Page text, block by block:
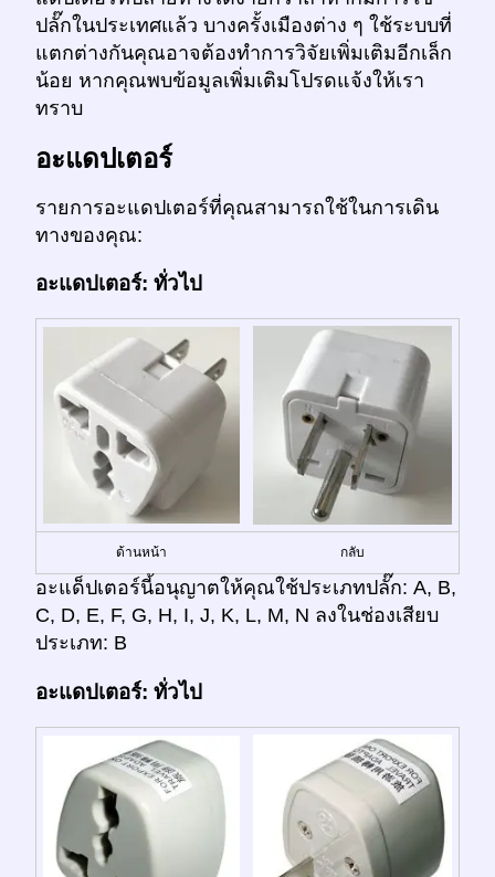
ปลั๊กในประเทศแล้ว บางครั้งเมืองต่าง ๆ ใช้ระบบที่
แตกต่างกันคุณอาจต้องทำการวิจัยเพิ่มเติมอีกเล็ก
น้อย หากคุณพบข้อมูลเพิ่มเติมโปรดแจ้งให้เรา
ทราบ
อะแดปเตอร์
รายการอะแดปเตอร์ที่คุณสามารถใช้ในการเดิน
ทางของคุณ:
อะแดปเตอร์: ทั่วไป
ด้านหน้า กลับ
อะแด็ปเตอร์นี้อนุญาตให้คุณใช้ประเภทปลั๊ก: A, B,
C, D, E, F, G, H, I, J, K, L, M, N ลงในช่องเสียบ
ประเภท: B
อะแดปเตอร์: ทั่วไป